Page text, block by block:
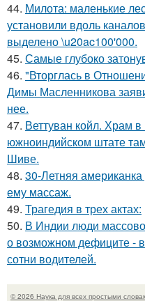
44. Милота: маленькие
установили вдоль
выделено \u20ac100'000.
45. Самые глубоко
46. "Вторглась в
Димы Масленникова
нее.
47. Веттуван койл. Храм в
южноиндийском штате
Шиве.
48. 30-Летняя
ему массаж.
49. Трагедия в трех актах:
50. В Индии люди массово
о возможном дефиците - в
сотни водителей.
© 2026 Наука для всех простыми